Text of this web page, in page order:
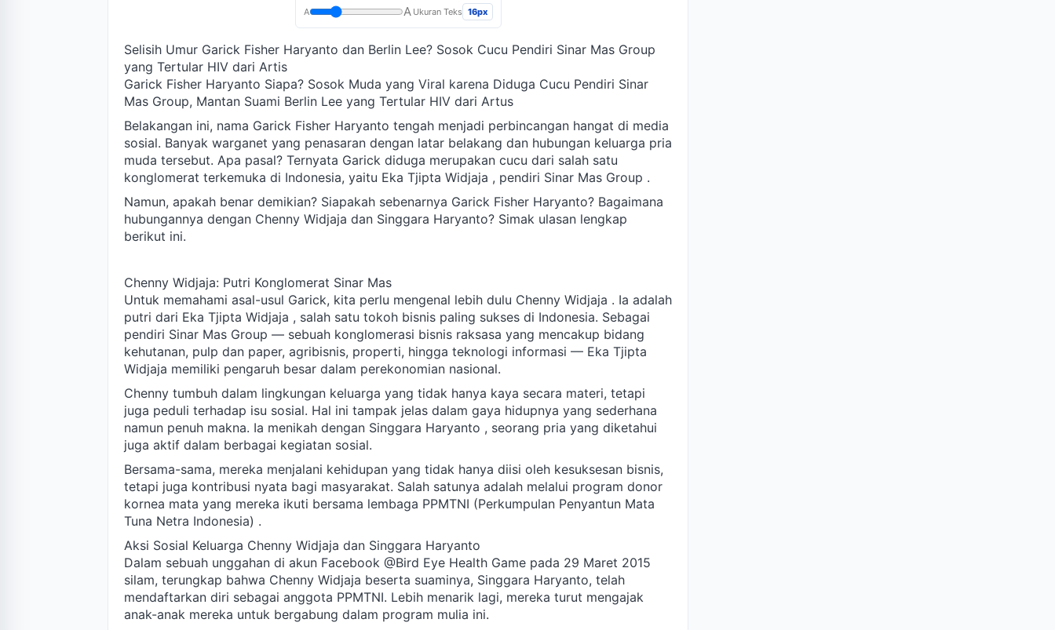
A A Ukuran Teks 16px
Selisih Umur Garick Fisher Haryanto dan Berlin Lee? Sosok Cucu Pendiri Sinar Mas Group
yang Tertular HIV dari Artis
Garick Fisher Haryanto Siapa? Sosok Muda yang Viral karena Diduga Cucu Pendiri Sinar
Mas Group, Mantan Suami Berlin Lee yang Tertular HIV dari Artus
Belakangan ini, nama Garick Fisher Haryanto tengah menjadi perbincangan hangat di media
sosial. Banyak warganet yang penasaran dengan latar belakang dan hubungan keluarga pria
muda tersebut. Apa pasal? Ternyata Garick diduga merupakan cucu dari salah satu
konglomerat terkemuka di Indonesia, yaitu Eka Tjipta Widjaja , pendiri Sinar Mas Group .
Namun, apakah benar demikian? Siapakah sebenarnya Garick Fisher Haryanto? Bagaimana
hubungannya dengan Chenny Widjaja dan Singgara Haryanto? Simak ulasan lengkap
berikut ini.
Chenny Widjaja: Putri Konglomerat Sinar Mas
Untuk memahami asal-usul Garick, kita perlu mengenal lebih dulu Chenny Widjaja . Ia adalah
putri dari Eka Tjipta Widjaja , salah satu tokoh bisnis paling sukses di Indonesia. Sebagai
pendiri Sinar Mas Group — sebuah konglomerasi bisnis raksasa yang mencakup bidang
kehutanan, pulp dan paper, agribisnis, properti, hingga teknologi informasi — Eka Tjipta
Widjaja memiliki pengaruh besar dalam perekonomian nasional.
Chenny tumbuh dalam lingkungan keluarga yang tidak hanya kaya secara materi, tetapi
juga peduli terhadap isu sosial. Hal ini tampak jelas dalam gaya hidupnya yang sederhana
namun penuh makna. Ia menikah dengan Singgara Haryanto , seorang pria yang diketahui
juga aktif dalam berbagai kegiatan sosial.
Bersama-sama, mereka menjalani kehidupan yang tidak hanya diisi oleh kesuksesan bisnis,
tetapi juga kontribusi nyata bagi masyarakat. Salah satunya adalah melalui program donor
kornea mata yang mereka ikuti bersama lembaga PPMTNI (Perkumpulan Penyantun Mata
Tuna Netra Indonesia) .
Aksi Sosial Keluarga Chenny Widjaja dan Singgara Haryanto
Dalam sebuah unggahan di akun Facebook @Bird Eye Health Game pada 29 Maret 2015
silam, terungkap bahwa Chenny Widjaja beserta suaminya, Singgara Haryanto, telah
mendaftarkan diri sebagai anggota PPMTNI. Lebih menarik lagi, mereka turut mengajak
anak-anak mereka untuk bergabung dalam program mulia ini.